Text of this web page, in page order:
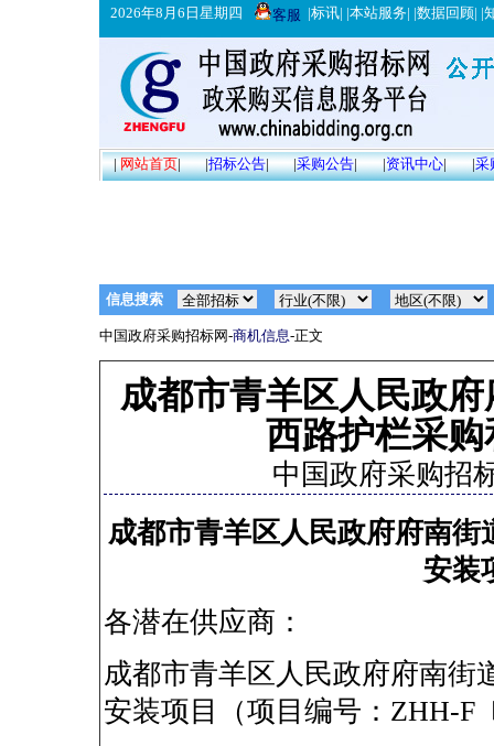
2026年8月6日星期四 客服 |标讯| |本站服务| |数据回顾| |
|网站首页| |招标公告| |采购公告| |资讯中心| |采
信息搜索
中国政府采购招标网-商机信息-正文
成都市青羊区人民政
西路护栏采
中国政府采购招
成都市青羊区人民政府府南
安装
各潜在供应商：
成都市青羊区人民政府府南街
安装项目（项目编号：ZHH-F